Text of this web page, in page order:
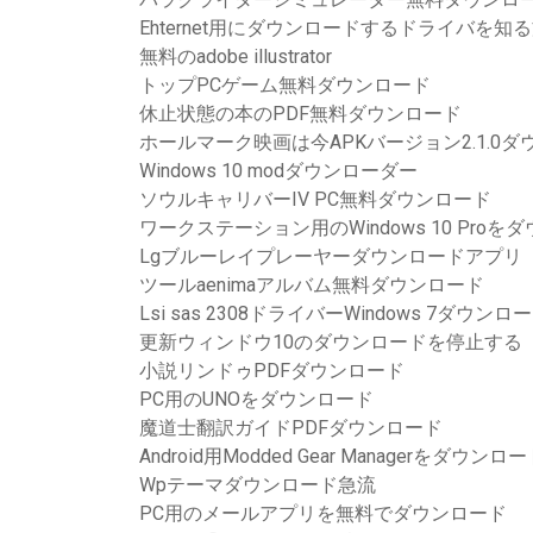
Ehternet用にダウンロードするドライバを知
無料のadobe illustrator
トップPCゲーム無料ダウンロード
休止状態の本のPDF無料ダウンロード
ホールマーク映画は今APKバージョン2.1.0ダ
Windows 10 modダウンローダー
ソウルキャリバーIV PC無料ダウンロード
ワークステーション用のWindows 10 Proをダ
Lgブルーレイプレーヤーダウンロードアプリ
ツールaenimaアルバム無料ダウンロード
Lsi sas 2308ドライバーWindows 7ダウンロ
更新ウィンドウ10のダウンロードを停止する
小説リンドゥPDFダウンロード
PC用のUNOをダウンロード
魔道士翻訳ガイドPDFダウンロード
Android用Modded Gear Managerをダウンロー
Wpテーマダウンロード急流
PC用のメールアプリを無料でダウンロード